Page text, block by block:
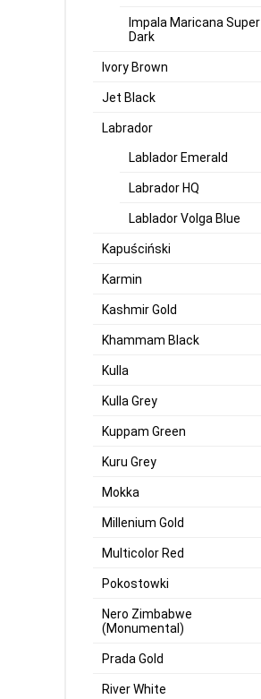
Impala Maricana Super
Dark
Ivory Brown
Jet Black
Labrador
Lablador Emerald
Labrador HQ
Lablador Volga Blue
Kapuściński
Karmin
Kashmir Gold
Khammam Black
Kulla
Kulla Grey
Kuppam Green
Kuru Grey
Mokka
Millenium Gold
Multicolor Red
Pokostowki
Nero Zimbabwe
(Monumental)
Prada Gold
River White